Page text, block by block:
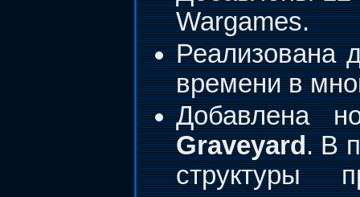
Wargames.
Реализована
времени в
Добавлена
Graveyard. В
структуры